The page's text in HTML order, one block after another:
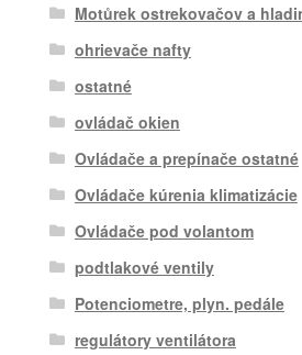
Motůrek ostrekovačov a
ohrievače nafty
ostatné
ovládač okien
Ovládače a prepínače ostatné
Ovládače kúrenia klimatizácie
Ovládače pod volantom
podtlakové ventily
Potenciometre, plyn. pedále
regulátory ventilátora